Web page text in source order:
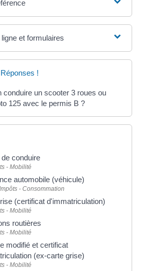
et formulaires
!
conduire un scooter 3 roues ou
125 avec le permis B ?
conduire
- Mobilité
automobile (véhicule)
- Consommation
(certificat d'immatriculation)
- Mobilité
routières
- Mobilité
modifié et certificat
(ex-carte grise)
- Mobilité